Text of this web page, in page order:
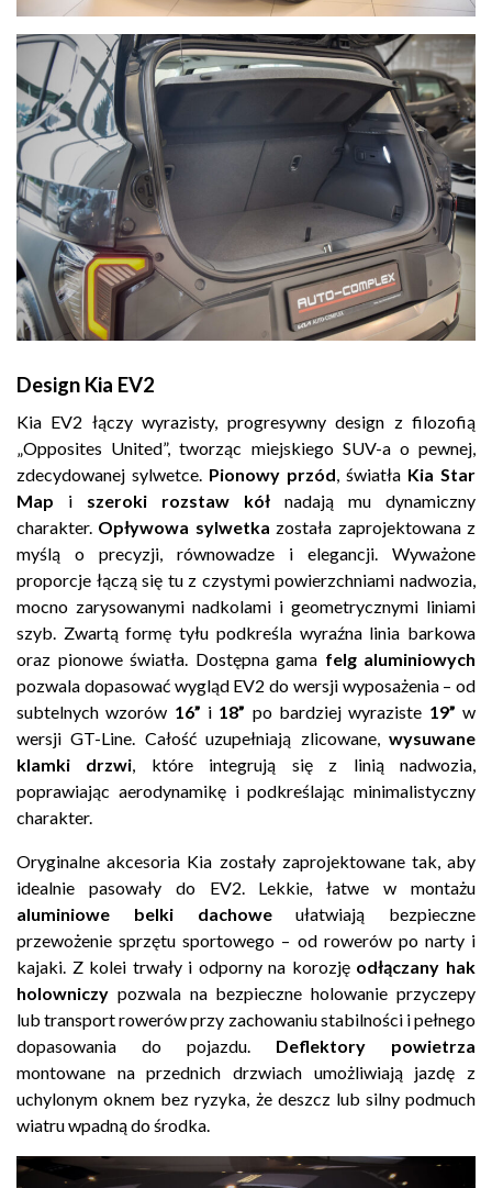
Design Kia EV2
Kia EV2 łączy wyrazisty, progresywny design z filozofią
„Opposites United”, tworząc miejskiego SUV-a o pewnej,
zdecydowanej sylwetce. Pionowy przód, światła Kia Star
Map i szeroki rozstaw kół nadają mu dynamiczny
charakter. Opływowa sylwetka została zaprojektowana z
myślą o precyzji, równowadze i elegancji. Wyważone
proporcje łączą się tu z czystymi powierzchniami nadwozia,
mocno zarysowanymi nadkolami i geometrycznymi liniami
szyb. Zwartą formę tyłu podkreśla wyraźna linia barkowa
oraz pionowe światła. Dostępna gama felg aluminiowych
pozwala dopasować wygląd EV2 do wersji wyposażenia – od
subtelnych wzorów 16” i 18” po bardziej wyraziste 19” w
wersji GT-Line. Całość uzupełniają zlicowane, wysuwane
klamki drzwi, które integrują się z linią nadwozia,
poprawiając aerodynamikę i podkreślając minimalistyczny
charakter.
Oryginalne akcesoria Kia zostały zaprojektowane tak, aby
idealnie pasowały do EV2. Lekkie, łatwe w montażu
aluminiowe belki dachoweułatwiają bezpieczne
przewożenie sprzętu sportowego – od rowerów po narty i
kajaki. Z kolei trwały i odporny na korozję odłączany hak
holowniczy pozwala na bezpieczne holowanie przyczepy
lub transport rowerów przy zachowaniu stabilności i pełnego
dopasowania do pojazdu. Deflektory powietrza
montowane na przednich drzwiach umożliwiają jazdę z
uchylonym oknem bez ryzyka, że deszcz lub silny podmuch
wiatru wpadną do środka.